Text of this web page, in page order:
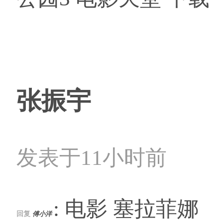
张振宇
发表于11小时前
回复 傅小洋 : 电影 塞拉菲娜